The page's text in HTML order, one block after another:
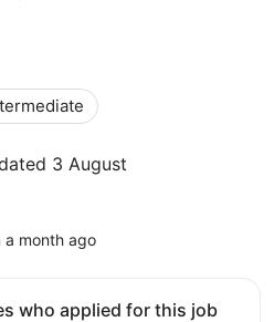
3 August
a month ago
who applied for this job